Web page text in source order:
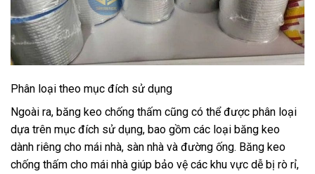
Phân loại theo mục đích sử dụng
Ngoài ra, băng keo chống thấm cũng có thể được phân loại
dựa trên mục đích sử dụng, bao gồm các loại băng keo
dành riêng cho mái nhà, sàn nhà và đường ống. Băng keo
chống thấm cho mái nhà giúp bảo vệ các khu vực dễ bị rò rỉ,